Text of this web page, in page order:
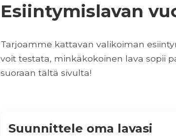
Esiintymislavan
Tarjoamme kattavan valikoiman
voit testata, minkäkokoinen lava sopii
suoraan tältä sivulta!
Suunnittele oma lavasi